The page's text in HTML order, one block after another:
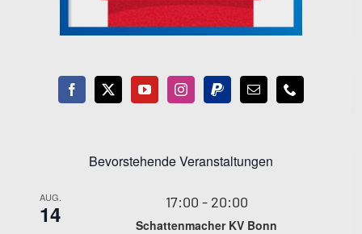
Bevorstehende Veranstaltungen
AUG.
14 17:00 - 20:00
Schattenmacher KV Bonn